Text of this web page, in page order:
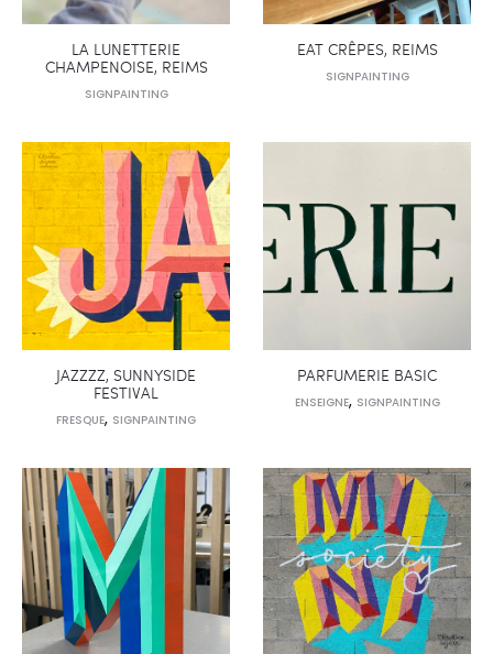
LA LUNETTERIE
CHAMPENOISE, REIMS
SIGNPAINTING
EAT CRÊPES, REIMS
SIGNPAINTING
JAZZZZ, SUNNYSIDE
FESTIVAL
FRESQUE, SIGNPAINTING
PARFUMERIE BASIC
ENSEIGNE, SIGNPAINTING